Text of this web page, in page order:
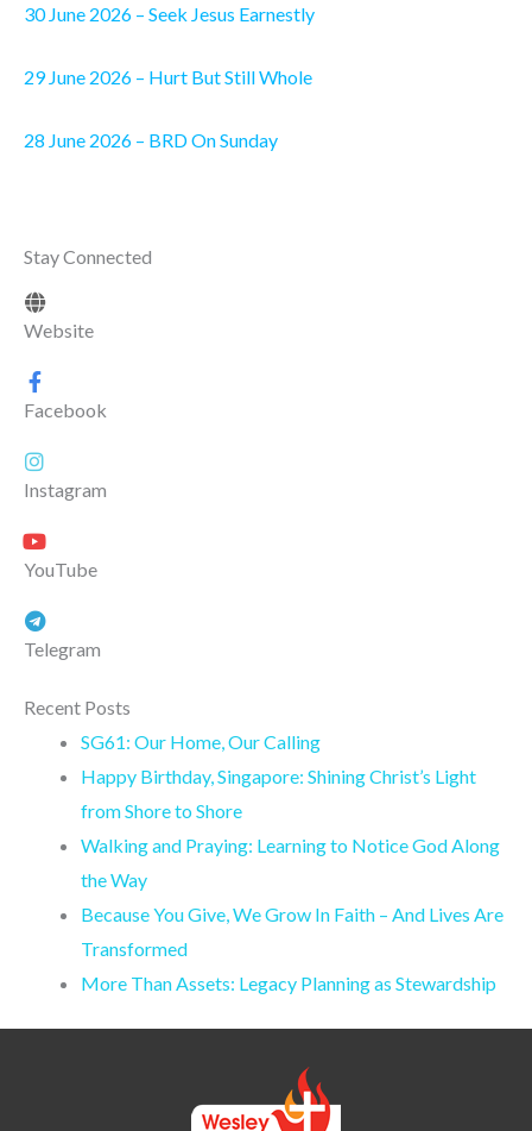
30 June 2026 – Seek Jesus Earnestly
29 June 2026 – Hurt But Still Whole
28 June 2026 – BRD On Sunday
Stay Connected
Website
Facebook
Instagram
YouTube
Telegram
Recent Posts
SG61: Our Home, Our Calling
Happy Birthday, Singapore: Shining Christ’s Light
from Shore to Shore
Walking and Praying: Learning to Notice God Along
the Way
Because You Give, We Grow In Faith – And Lives Are
Transformed
More Than Assets: Legacy Planning as Stewardship